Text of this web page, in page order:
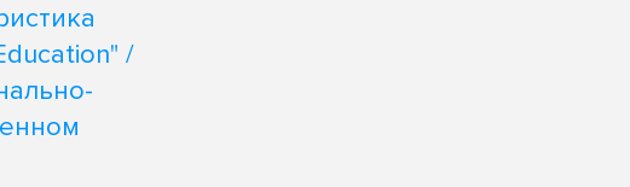
/